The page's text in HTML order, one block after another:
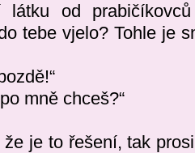
od prabičíkovců
tebe vjelo? Tohle je
mně chceš?“
že je to řešení, tak